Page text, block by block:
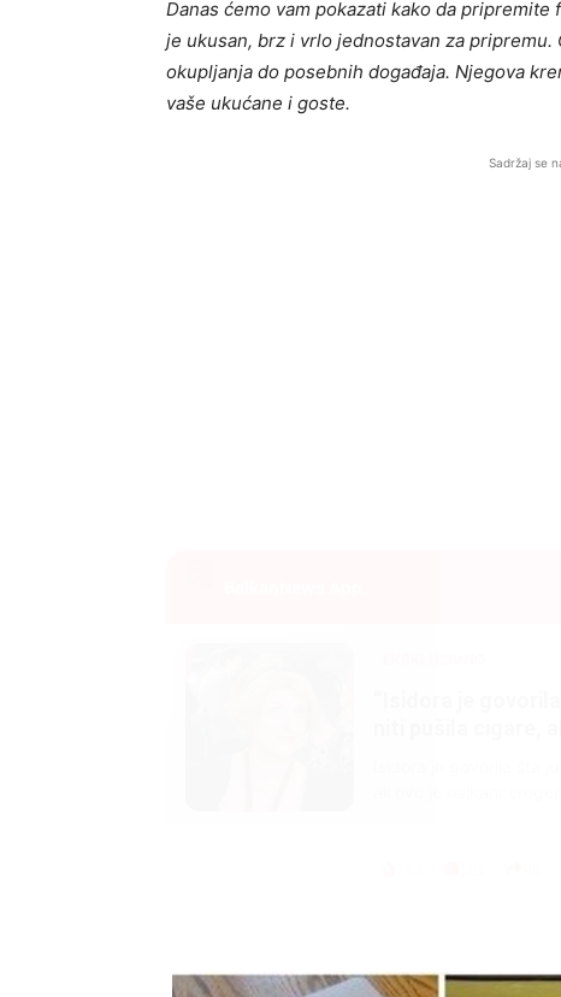
Danas ćemo vam pokazati kako da
je ukusan, brz i vrlo jednostavan za
okupljanja do posebnih događaja. Njegova
vaše ukućane i goste.
Sadržaj se